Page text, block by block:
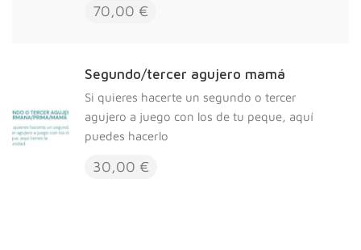
70,00 €
Segundo/tercer agujero mamá
Si quieres hacerte un segundo o tercer
agujero a juego con los de tu peque, aquí
puedes hacerlo
30,00 €